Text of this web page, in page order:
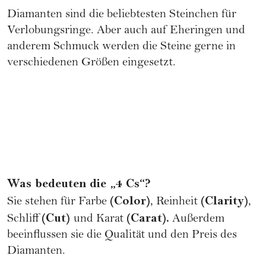
Diamanten sind die beliebtesten Steinchen für
Verlobungsringe. Aber auch auf Eheringen und
anderem Schmuck werden die Steine gerne in
verschiedenen Größen eingesetzt.
Was bedeuten die „4 Cs“?
Sie stehen für Farbe (Color), Reinheit (Clarity),
Schliff (Cut) und Karat (Carat). Außerdem
beeinflussen sie die Qualität und den Preis des
Diamanten.